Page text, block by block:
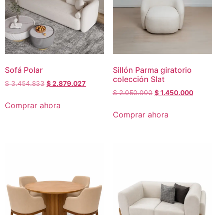
Sofá Polar
$3.454.833 $2.879.027
Comprar ahora
Sillón Parma giratorio
colección Slat
$2.050.000 $1.450.000
Comprar ahora